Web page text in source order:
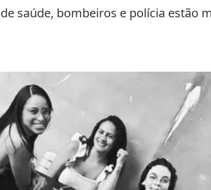
saúde, bombeiros e polícia estão